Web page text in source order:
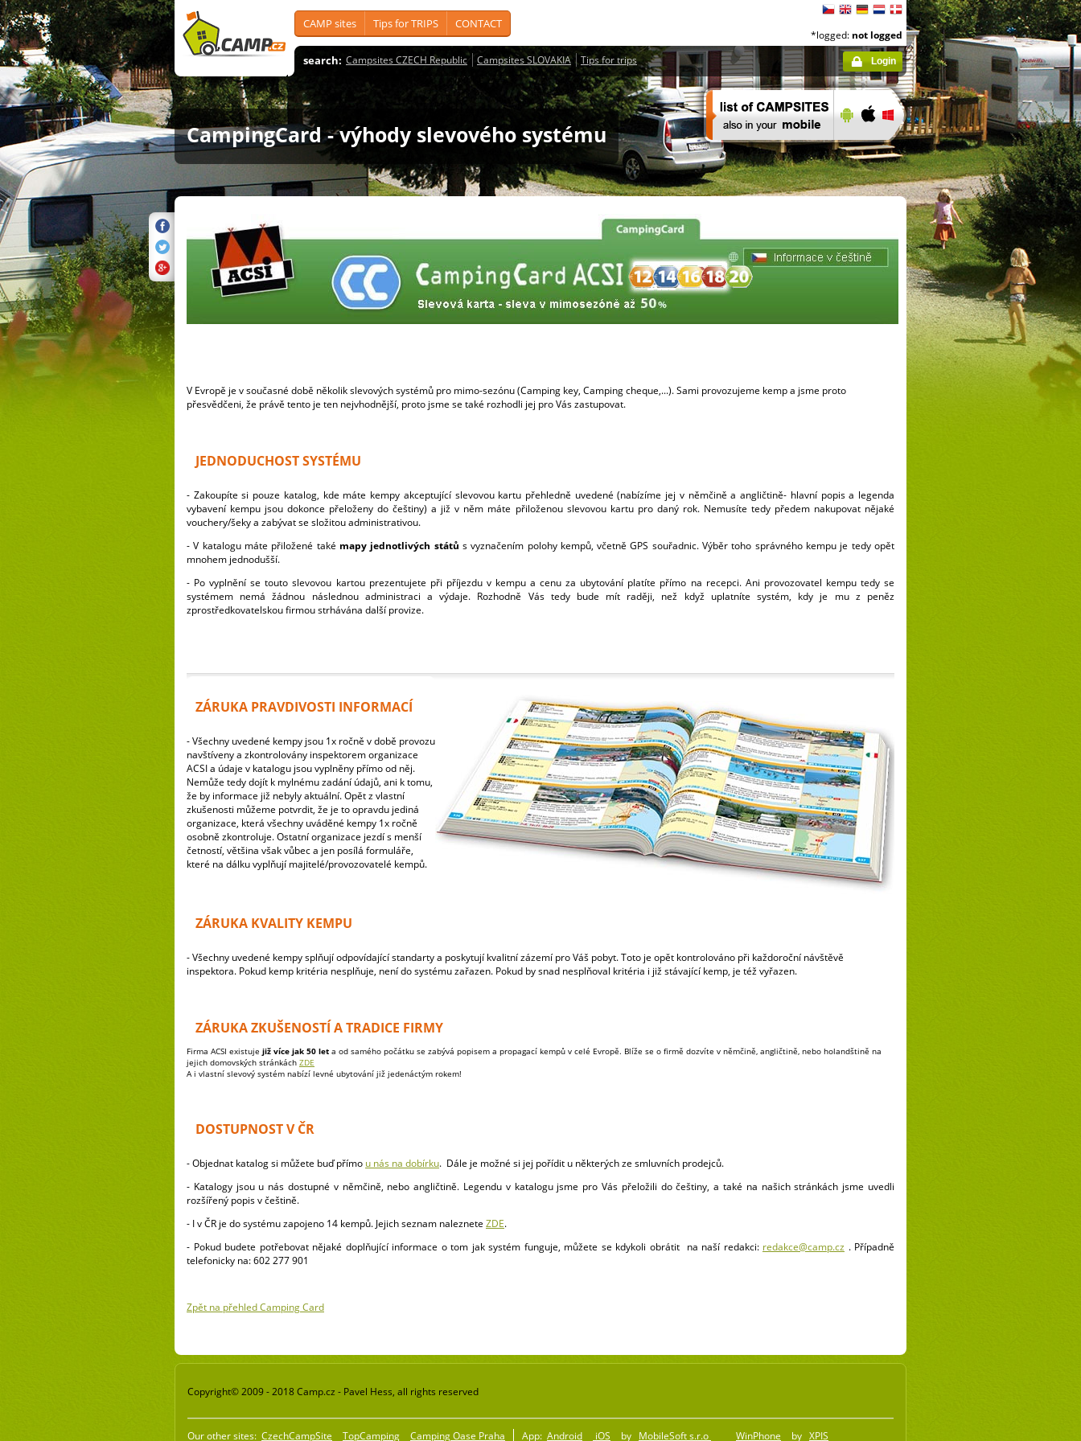
CAMP sites Tips for TRIPS CONTACT
search: Campsites CZECH Republic Campsites SLOVAKIA Tips for trips
*logged: not logged
Login
CampingCard - výhody slevového systému
V Evropě je v současné době několik slevových systémů pro mimo-sezónu (Camping key, Camping cheque,...). Sami provozujeme kemp a jsme proto
přesvědčeni, že právě tento je ten nejvhodnější, proto jsme se také rozhodli jej pro Vás zastupovat.
JEDNODUCHOST SYSTÉMU
- Zakoupíte si pouze katalog, kde máte kempy akceptující slevovou kartu přehledně uvedené (nabízíme jej v němčině a angličtině- hlavní popis a legenda
vybavení kempu jsou dokonce přeloženy do češtiny) a již v něm máte přiloženou slevovou kartu pro daný rok. Nemusíte tedy předem nakupovat nějaké
vouchery/šeky a zabývat se složitou administrativou.
- V katalogu máte přiložené také mapy jednotlivých států s vyznačením polohy kempů, včetně GPS souřadnic. Výběr toho správného kempu je tedy opět
mnohem jednodušší.
- Po vyplnění se touto slevovou kartou prezentujete při příjezdu v kempu a cenu za ubytování platíte přímo na recepci. Ani provozovatel kempu tedy se
systémem nemá žádnou následnou administraci a výdaje. Rozhodně Vás tedy bude mít raději, než když uplatníte systém, kdy je mu z peněz
zprostředkovatelskou firmou strhávána další provize.
ZÁRUKA PRAVDIVOSTI INFORMACÍ
- Všechny uvedené kempy jsou 1x ročně v době provozu
navštíveny a zkontrolovány inspektorem organizace
ACSI a údaje v katalogu jsou vyplněny přímo od něj.
Nemůže tedy dojít k mylnému zadání údajů, ani k tomu,
že by informace již nebyly aktuální. Opět z vlastní
zkušenosti můžeme potvrdit, že je to opravdu jediná
organizace, která všechny uváděné kempy 1x ročně
osobně zkontroluje. Ostatní organizace jezdí s menší
četností, většina však vůbec a jen posílá formuláře,
které na dálku vyplňují majitelé/provozovatelé kempů.
ZÁRUKA KVALITY KEMPU
- Všechny uvedené kempy splňují odpovídající standarty a poskytují kvalitní zázemí pro Váš pobyt. Toto je opět kontrolováno při každoroční návštěvě
inspektora. Pokud kemp kritéria nesplňuje, není do systému zařazen. Pokud by snad nesplňoval kritéria i již stávající kemp, je též vyřazen.
ZÁRUKA ZKUŠENOSTÍ A TRADICE FIRMY
Firma ACSI existuje již více jak 50 let a od samého počátku se zabývá popisem a propagací kempů v celé Evropě. Blíže se o firmě dozvíte v němčině, angličtině, nebo holandštině na
jejich domovských stránkách ZDE
A i vlastní slevový systém nabízí levné ubytování již jedenáctým rokem!
DOSTUPNOST V ČR
- Objednat katalog si můžete buď přímo u nás na dobírku. Dále je možné si jej pořídit u některých ze smluvních prodejců.
- Katalogy jsou u nás dostupné v němčině, nebo angličtině. Legendu v katalogu jsme pro Vás přeložili do češtiny, a také na našich stránkách jsme uvedli
rozšířený popis v češtině.
- I v ČR je do systému zapojeno 14 kempů. Jejich seznam naleznete ZDE.
- Pokud budete potřebovat nějaké doplňující informace o tom jak systém funguje, můžete se kdykoli obrátit na naší redakci: redakce@camp.cz . Případně
telefonicky na: 602 277 901
Zpět na přehled Camping Card
Copyright© 2009 - 2018 Camp.cz - Pavel Hess, all rights reserved
Our other sites: CzechCampSite TopCamping Camping Oase Praha App: Android iOS by MobileSoft s.r.o WinPhone by XPIS